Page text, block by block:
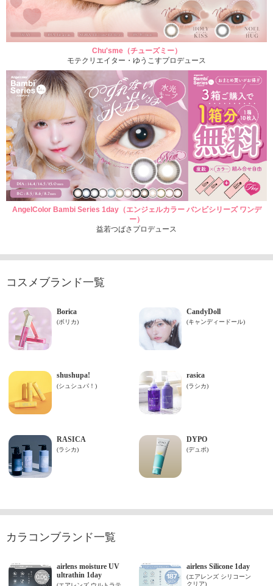
Chu'sme（チューズミー）
モテクリエイター・ゆうこすプロデュース
AngelColor Bambi Series 1day（エンジェルカラー バンビシリーズ ワンデ
ー）
益若つばさプロデュース
コスメブランド一覧
カラコンブランド一覧